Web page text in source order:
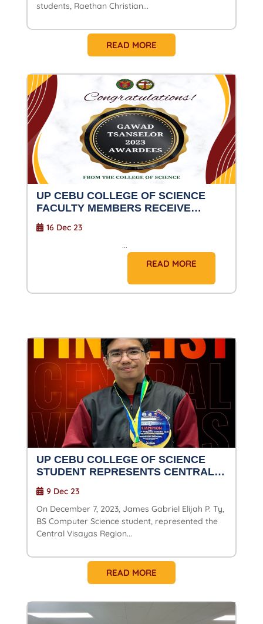
students, Raethan Christian...
READ MORE
UP CEBU COLLEGE OF SCIENCE
FACULTY MEMBERS RECEIVE
GAWAD TSANSELOR 2023 AWARDS
16 Dec 23
...
READ MORE
UP CEBU COLLEGE OF SCIENCE
STUDENT REPRESENTS CENTRAL
VISAYAS IN THE 27TH PHILIPPINE
STATISTICS QUIZ NATIONALS
9 Dec 23
On December 7, 2023, James Gabriel Elijah P. Ty,
BS Computer Science student, represented the
Central Visayas Region...
READ MORE